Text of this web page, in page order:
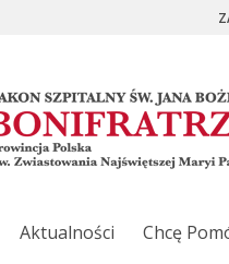
Aktualności Chcę